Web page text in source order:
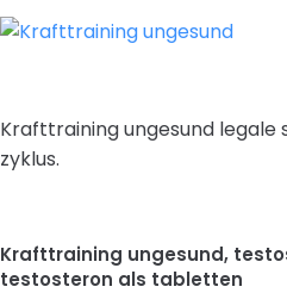
Krafttraining ungesund legale
zyklus.
Krafttraining ungesund,
testosteron als tabletten